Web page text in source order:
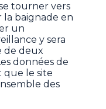
tourner vers
la baignade en
un
y sera
de deux
données de
le site
des